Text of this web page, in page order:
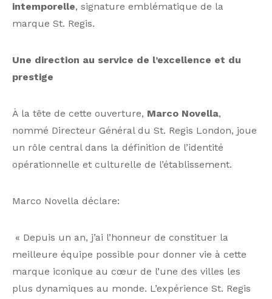
intemporelle, signature emblématique de la
marque St. Regis.
Une direction au service de l’excellence et du
prestige
À la tête de cette ouverture, Marco Novella,
nommé Directeur Général du St. Regis London, joue
un rôle central dans la définition de l’identité
opérationnelle et culturelle de l’établissement.
Marco Novella déclare:
« Depuis un an, j’ai l’honneur de constituer la
meilleure équipe possible pour donner vie à cette
marque iconique au cœur de l’une des villes les
plus dynamiques au monde. L’expérience St. Regis